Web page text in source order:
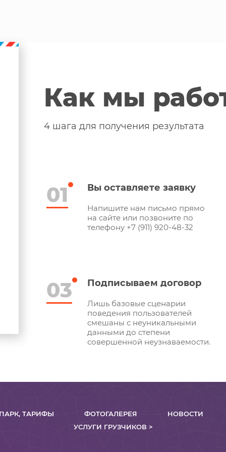
Как мы
4 шага для получения результата
01 Вы оставляете заявку
Напишите нам письмо прямо
на сайте или позвоните по
телефону +7 (911) 920-48-32
03 Подписываем договор
Лишь базовые сценарии
поведения пользователей
смешаны с неуникальными
данными до степени
совершенной неузнаваемости.
ТАРИФЫ ФОТОГАЛЕРЕЯ НОВОСТИ
УСЛУГИ ГРУЗЧИКОВ >